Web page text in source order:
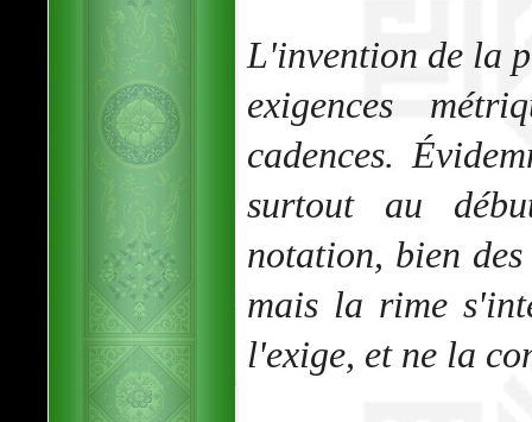
L'invention de la
exigences
cadences.
surtout au
notation, bien des
mais la rime
l'exige, et ne la